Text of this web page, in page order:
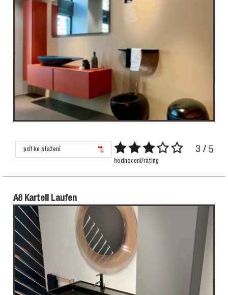
pdf ke stažení 3 / 5
hodnocení/rating
A8 Kartell Laufen